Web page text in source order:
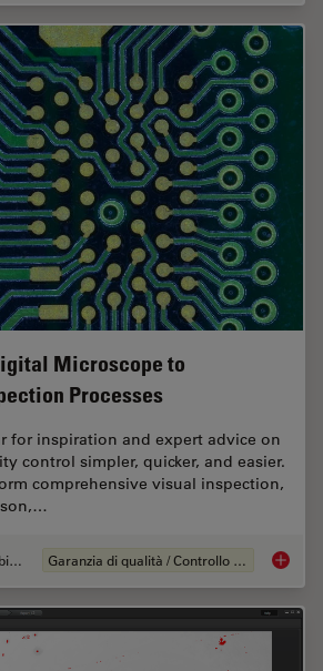
Microscope to
Processes
for inspiration and expert advice on
control simpler, quicker, and easier.
comprehensive visual inspection,
Webinar: Garanzia di qualità / Controllo di qualità How to